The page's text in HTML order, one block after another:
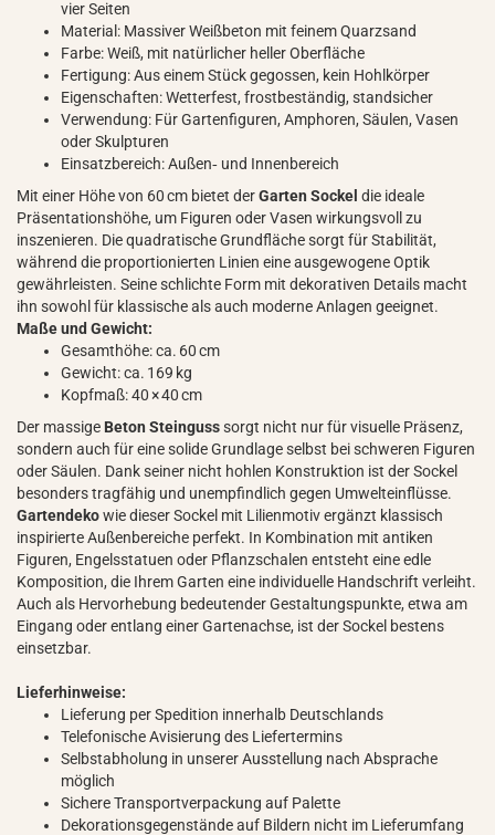
vier Seiten
Material: Massiver Weißbeton mit feinem Quarzsand
Farbe: Weiß, mit natürlicher heller Oberfläche
Fertigung: Aus einem Stück gegossen, kein Hohlkörper
Eigenschaften: Wetterfest, frostbeständig, standsicher
Verwendung: Für Gartenfiguren, Amphoren, Säulen, Vasen
oder Skulpturen
Einsatzbereich: Außen‑ und Innenbereich
Mit einer Höhe von 60 cm bietet derGarten Sockel die ideale
Präsentationshöhe, um Figuren oder Vasen wirkungsvoll zu
inszenieren. Die quadratische Grundfläche sorgt für Stabilität,
während die proportionierten Linien eine ausgewogene Optik
gewährleisten. Seine schlichte Form mit dekorativen Details macht
ihn sowohl für klassische als auch moderne Anlagen geeignet.
Maße und Gewicht:
Gesamthöhe: ca. 60 cm
Gewicht: ca. 169 kg
Kopfmaß: 40 × 40 cm
Der massige Beton Steingusssorgt nicht nur für visuelle Präsenz,
sondern auch für eine solide Grundlage selbst bei schweren Figuren
oder Säulen. Dank seiner nicht hohlen Konstruktion ist der Sockel
besonders tragfähig und unempfindlich gegen Umwelteinflüsse.
Gartendekowie dieser Sockel mit Lilienmotiv ergänzt klassisch
inspirierte Außenbereiche perfekt. In Kombination mit antiken
Figuren, Engelsstatuen oder Pflanzschalen entsteht eine edle
Komposition, die Ihrem Garten eine individuelle Handschrift verleiht.
Auch als Hervorhebung bedeutender Gestaltungspunkte, etwa am
Eingang oder entlang einer Gartenachse, ist der Sockel bestens
einsetzbar.
Lieferhinweise:
Lieferung per Spedition innerhalb Deutschlands
Telefonische Avisierung des Liefertermins
Selbstabholung in unserer Ausstellung nach Absprache
möglich
Sichere Transportverpackung auf Palette
Dekorationsgegenstände auf Bildern nicht im Lieferumfang